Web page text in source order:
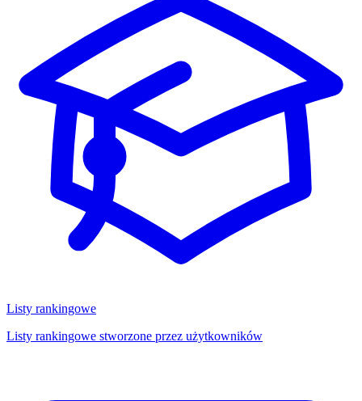
Listy rankingowe
Listy rankingowe stworzone przez użytkowników